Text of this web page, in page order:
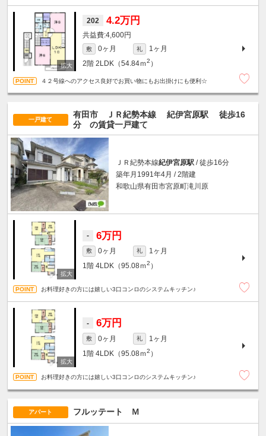
202 4.2万円
4,600円
敷 0ヶ月 礼
1ヶ月
2階 2LDK（54.84ｍ2 ）
４２号線へのアクセス良好でお買い物にもお出掛けにも便利☆
一戸建て
有田市 ＪＲ紀勢本線 紀伊宮原駅
徒歩16
分 の賃貸一戸建て
ＪＲ紀勢本線紀伊宮原駅 / 徒歩16分
築年月1991年4月 / 2階建
和歌山県有田市宮原町滝川原
- 6万円
敷 0ヶ月 礼
1ヶ月
1階 4LDK（95.08ｍ2 ）
お料理好きの方には嬉しい3口コンロのシステムキッチン♪
- 6万円
敷 0ヶ月 礼
1ヶ月
1階 4LDK（95.08ｍ2 ）
お料理好きの方には嬉しい3口コンロのシステムキッチン♪
アパート フルッテート Ｍ